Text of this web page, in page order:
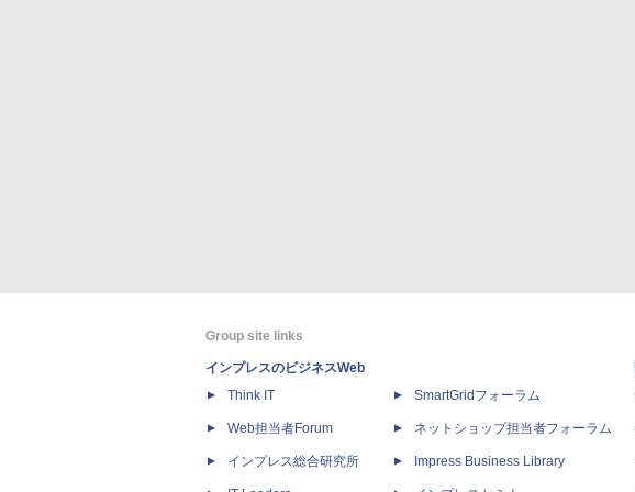
Group site links
インプレスのビジネスWeb
Think IT
Web担当者Forum
インプレス総合研究所
SmartGridフォーラム
ネットショップ担当者フォーラム
Impress Business Library